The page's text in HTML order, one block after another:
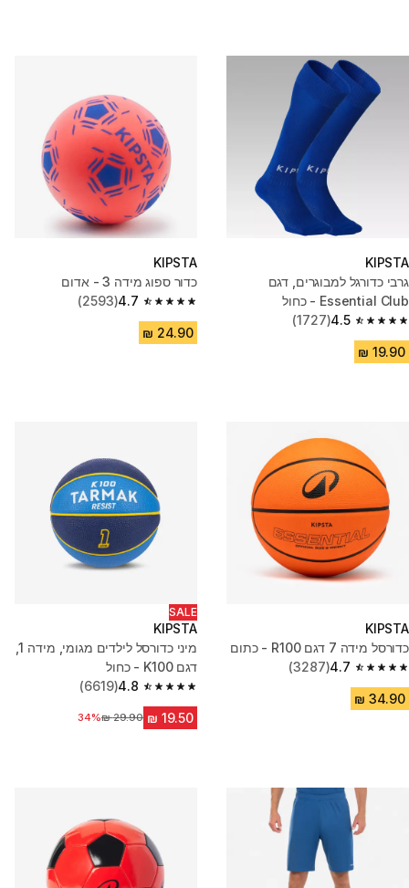
KIPSTA
גרבי כדורגל למבוגרים, דגם
Essential Club - כחול
4.5
4.5 out of 5 stars from 1727 reviews
(1727)
KIPSTA
כדור ספוג מידה 3 - אדום
4.7
4.7 out of 5 stars from 2593 reviews
(2593)
KIPSTA
כדורסל מידה 7 דגם R100 - כתום
4.7
4.7 out of 5 stars from 3287 reviews
(3287)
SALE
KIPSTA
מיני כדורסל לילדים מגומי, מידה 1,
דגם K100 - כחול
4.8
4.8 out of 5 stars from 6619 reviews
(6619)
מחיר לפני הנחה‏29.90 ₪
34%